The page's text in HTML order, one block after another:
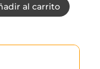
al carrito